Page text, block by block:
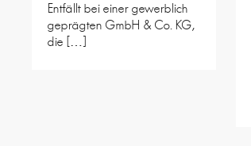
Entfällt bei einer gewerblich
geprägten GmbH & Co. KG,
die […]